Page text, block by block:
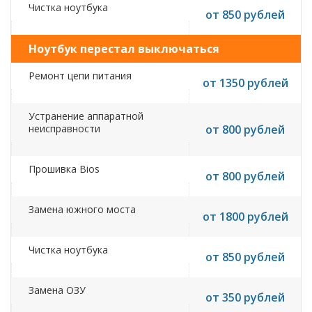
Чистка ноутбука от 850 рублей
Ноутбук перестал выключаться
Ремонт цепи питания от 1350 рублей
Устранение аппаратной
неисправности
от 800 рублей
Прошивка Bios от 800 рублей
Замена южного моста от 1800 рублей
Чистка ноутбука от 850 рублей
Замена ОЗУ от 350 рублей